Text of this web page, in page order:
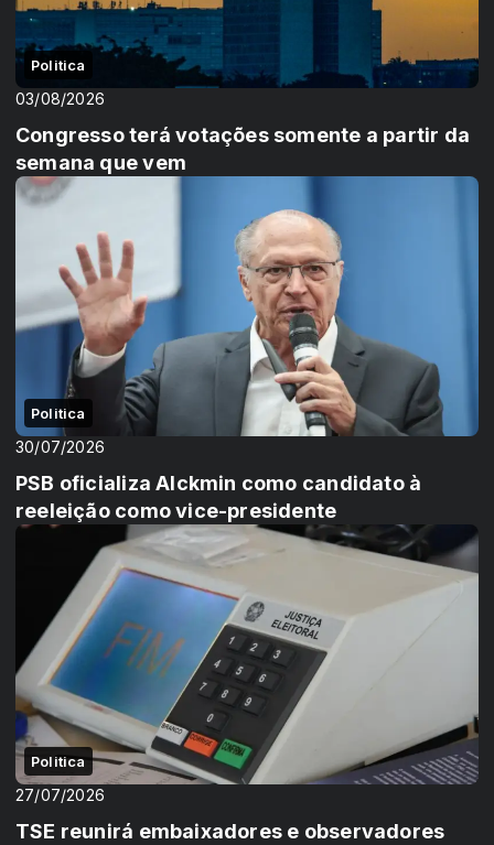
Politica
03/08/2026
Congresso terá votações somente a partir da
semana que vem
Politica
30/07/2026
PSB oficializa Alckmin como candidato à
reeleição como vice-presidente
Politica
27/07/2026
TSE reunirá embaixadores e observadores